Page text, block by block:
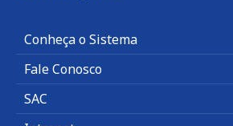
Conheça o Sistema
Fale Conosco
SAC